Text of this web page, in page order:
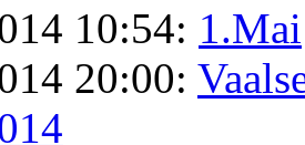
10:54: 1.Mai
20:00: